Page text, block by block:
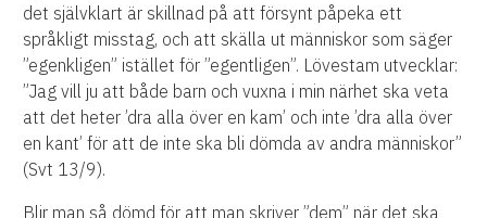
det självklart är skillnad på att försynt påpeka ett
språkligt misstag, och att skälla ut människor som säger
”egenkligen” istället för ”egentligen”. Lövestam utvecklar:
”Jag vill ju att både barn och vuxna i min närhet ska veta
att det heter ’dra alla över en kam’ och inte ’dra alla över
en kant’ för att de inte ska bli dömda av andra människor”
(Svt 13/9).
Blir man så dömd för att man skriver ”dem” när det ska